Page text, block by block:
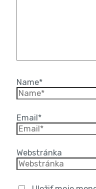
Name*
Email*
Webstránka